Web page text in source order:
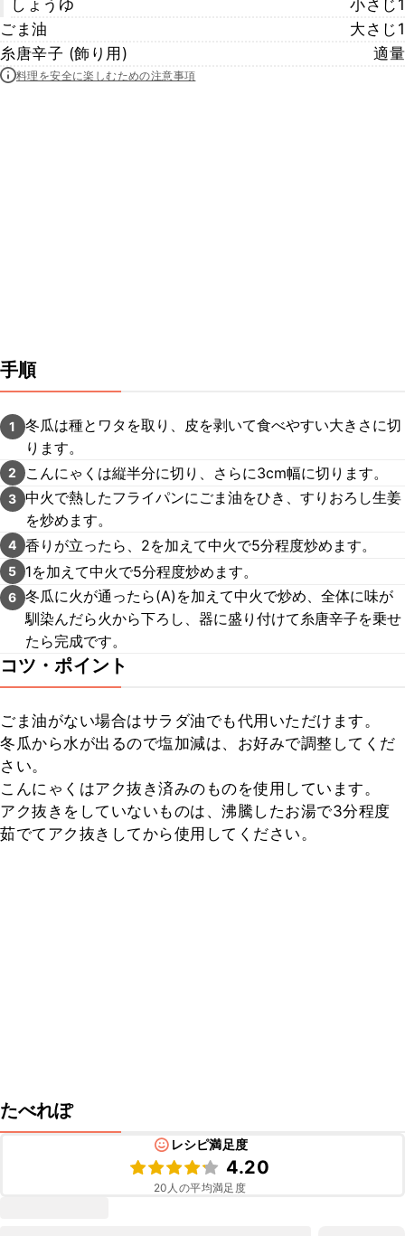
しょうゆ
小さじ1
ごま油
大さじ1
糸唐辛子 (飾り用)
適量
料理を安全に楽しむための注意事項
手順
1
冬瓜は種とワタを取り、皮を剥いて食べやすい大きさに切
ります。
2 こんにゃくは縦半分に切り、さらに3cm幅に切ります。
3 中火で熱したフライパンにごま油をひき、すりおろし生姜
を炒めます。
4 香りが立ったら、2を加えて中火で5分程度炒めます。
5 1を加えて中火で5分程度炒めます。
6 冬瓜に火が通ったら(A)を加えて中火で炒め、全体に味が
馴染んだら火から下ろし、器に盛り付けて糸唐辛子を乗せ
たら完成です。
コツ・ポイント
ごま油がない場合はサラダ油でも代用いただけます。
冬瓜から水が出るので塩加減は、お好みで調整してくだ
さい。
こんにゃくはアク抜き済みのものを使用しています。
アク抜きをしていないものは、沸騰したお湯で3分程度
茹でてアク抜きしてから使用してください。
たべれぽ
レシピ満足度
4.20
20 人の平均満足度